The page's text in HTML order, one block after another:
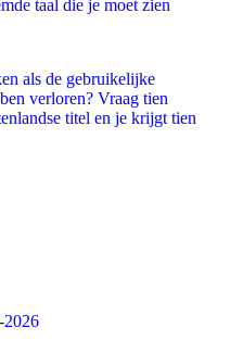
taal die je moet zien
als de gebruikelijke
verloren? Vraag tien
titel en je krijgt tien